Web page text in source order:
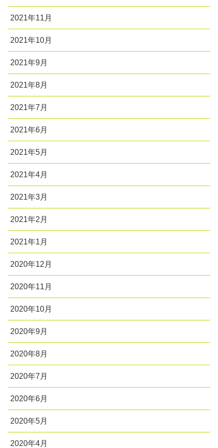
2021年11月
2021年10月
2021年9月
2021年8月
2021年7月
2021年6月
2021年5月
2021年4月
2021年3月
2021年2月
2021年1月
2020年12月
2020年11月
2020年10月
2020年9月
2020年8月
2020年7月
2020年6月
2020年5月
2020年4月